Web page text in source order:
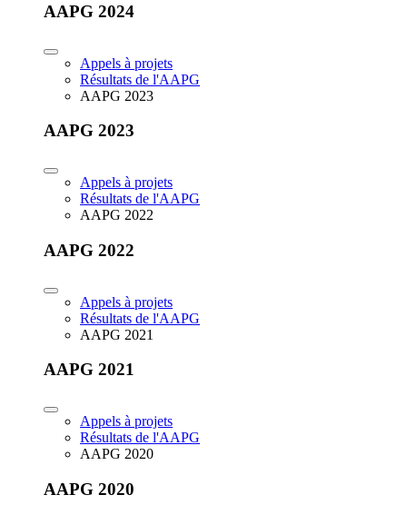
AAPG 2024
Appels à projets
Résultats de l'AAPG
AAPG 2023
AAPG 2023
Appels à projets
Résultats de l'AAPG
AAPG 2022
AAPG 2022
Appels à projets
Résultats de l'AAPG
AAPG 2021
AAPG 2021
Appels à projets
Résultats de l'AAPG
AAPG 2020
AAPG 2020